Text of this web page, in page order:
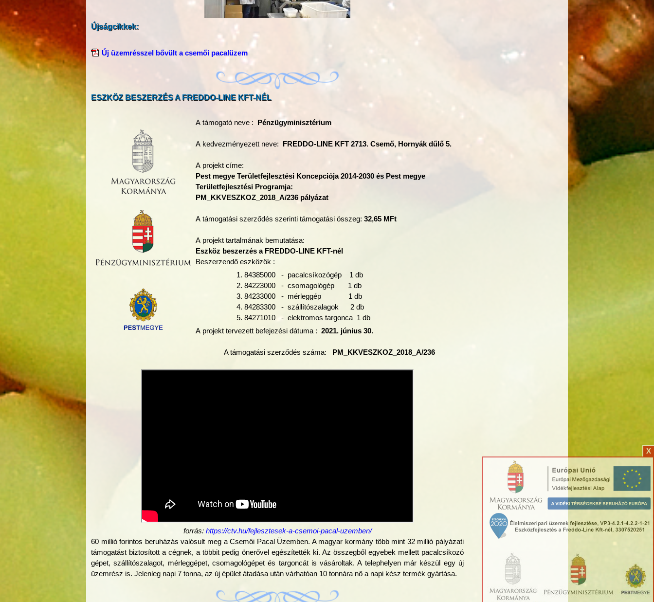
Újságcikkek:
Új üzemrésszel bővült a csemői pacalüzem
ESZKÖZ BESZERZÉS A FREDDO-LINE KFT-NÉL
A támogató neve : Pénzügyminisztérium
A kedvezményezett neve: FREDDO-LINE KFT 2713. Csemő, Hornyák dűlő 5.
A projekt címe:
Pest megye Területfejlesztési Koncepciója 2014-2030 és Pest megye
Területfejlesztési Programja:
PM_KKVESZKOZ_2018_A/236 pályázat
A támogatási szerződés szerinti támogatási összeg: 32,65 MFt
A projekt tartalmának bemutatása:
Eszköz beszerzés a FREDDO-LINE KFT-nél
Beszerzendő eszközök :
84385000 - pacalcsíkozógép 1 db
84223000 - csomagológép 1 db
84233000 - mérleggép 1 db
84283300 - szállítószalagok 2 db
84271010 - elektromos targonca 1 db
A projekt tervezett befejezési dátuma : 2021. június 30.
A támogatási szerződés száma: PM_KKVESZKOZ_2018_A/236
forrás: https://ctv.hu/fejlesztesek-a-csemoi-pacal-uzemben/
60 millió forintos beruházás valósult meg a Csemői Pacal Üzemben. A magyar kormány több mint 32 millió pályázati
támogatást biztosított a cégnek, a többit pedig önerővel egészítették ki. Az összegből egyebek mellett pacalcsíkozó
gépet, szállítószalagot, mérleggépet, csomagológépet és targoncát is vásároltak. A telephelyen már készül egy új
üzemrész is. Jelenleg napi 7 tonna, az új épület átadása után várhatóan 10 tonnára nő a napi kész termék gyártása.
X